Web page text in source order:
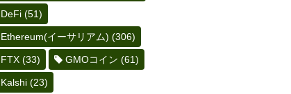
DeFi (51)
Ethereum(イーサリアム) (306)
FTX (33) GMOコイン (61)
Kalshi (23)